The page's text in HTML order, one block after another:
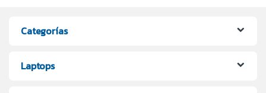
Categorías
Laptops